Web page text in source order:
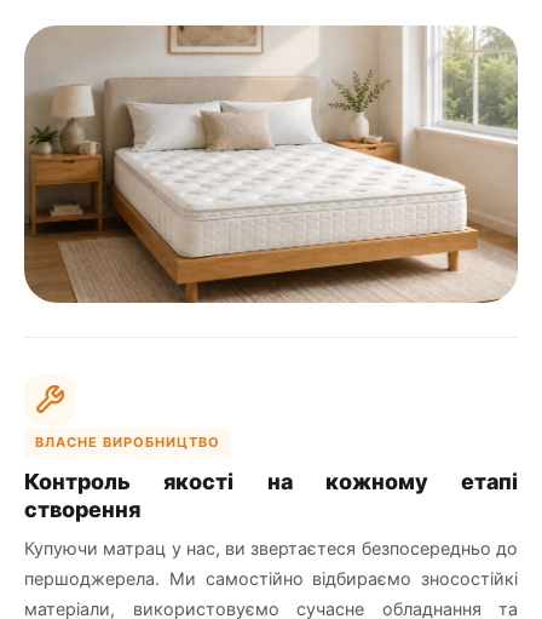
ВЛАСНЕ ВИРОБНИЦТВО
Контроль якості на кожному етапі
створення
Купуючи матрац у нас, ви звертаєтеся безпосередньо до
першоджерела. Ми самостійно відбираємо зносостійкі
матеріали, використовуємо сучасне обладнання та